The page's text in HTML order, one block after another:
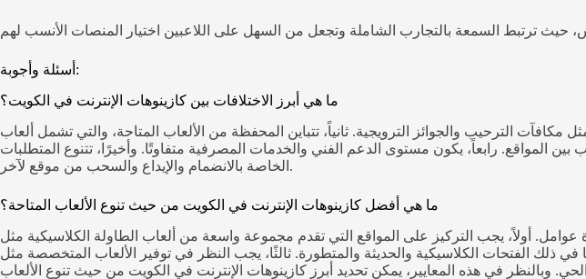
أسئلة وأجوبة:
ما هي أبرز الاختلافات بين كازينوهات الإنترنت في الكويت؟
مكافآت الترحيب والجوائز الترويجية. ثانياً، تتباين المحفظة من الألعاب المتاحة، والتي تشمل ألعاب
المواقع. رابعاً، يكون مستوى الدعم الفني والخدمات المصرفية متفاوتًا. وأخيرًا، تتنوع المتطلبات
الخاصة بالانضمام والإيداع والسحب من موقع لآخر.
ما هي أفضل كازينوهات الإنترنت في الكويت من حيث تنوع الألعاب المتاحة؟
أولاً، يجب التركيز على المواقع التي تقدم مجموعة واسعة من ألعاب الطاولة الكلاسيكية مثل
ذلك الفتحات الكلاسيكية والحديثة والمتطورة. ثالثًا، يجب النظر في توفير الألعاب المتخصصة مثل